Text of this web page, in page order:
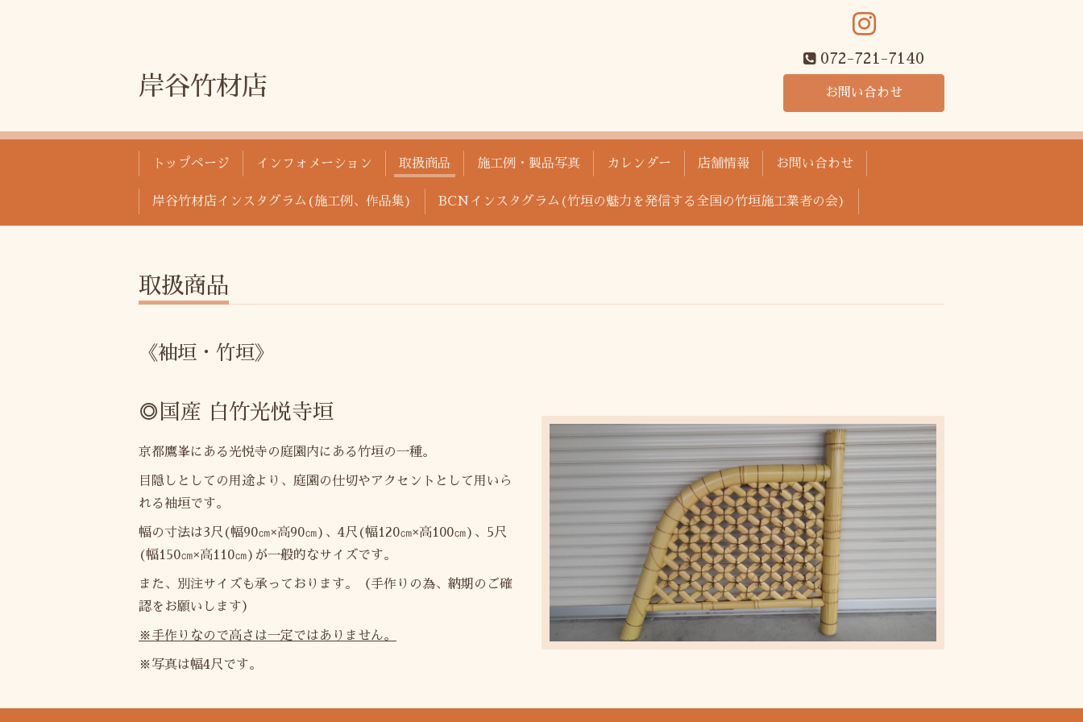
岸谷竹材店
072-721-7140
お問い合わせ
トップページ インフォメーション 取扱商品 施工例・製品写真 カレンダー 店舗情報 お問い合わせ
岸谷竹材店インスタグラム(施工例、作品集) BCNインスタグラム(竹垣の魅力を発信する全国の竹垣施工業者の会)
取扱商品
《袖垣・竹垣》
◎国産 白竹光悦寺垣
京都鷹峯にある光悦寺の庭園内にある竹垣の一種。
目隠しとしての用途より、庭園の仕切やアクセントとして用いら
れる袖垣です。
幅の寸法は3尺(幅90㎝×高90㎝)、4尺(幅120㎝×高100㎝)、5尺
(幅150㎝×高110㎝)が一般的なサイズです。
また、別注サイズも承っております。（手作りの為、納期のご確
認をお願いします）
※手作りなので高さは一定ではありません。
※写真は幅4尺です。